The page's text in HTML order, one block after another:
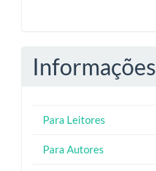
Informações
Para Leitores
Para Autores